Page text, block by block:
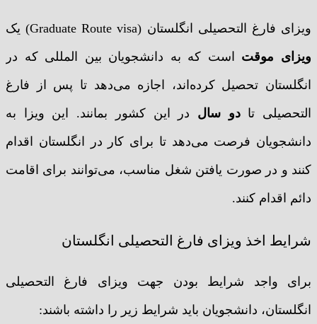
ویزای فارغ التحصیلی انگلستان (Graduate Route visa) یک
ویزای موقت است که به دانشجویان بین المللی که در
انگلستان تحصیل کرده‌اند، اجازه می‌دهد تا پس از فارغ
التحصیلی تادو سال در این کشور بمانند. این ویزا به
دانشجویان فرصت می‌دهد تا برای کار در انگلستان اقدام
کنند و در صورت یافتن شغل مناسب، می‌توانند برای اقامت
دائم اقدام کنند.
شرایط اخذ ویزای فارغ التحصیلی انگلستان
برای واجد شرایط بودن جهت ویزای فارغ التحصیلی
انگلستان، دانشجویان باید شرایط زیر را داشته باشند: